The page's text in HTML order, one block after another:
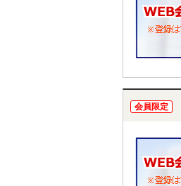
会員限定